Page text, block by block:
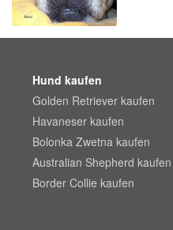
Hund kaufen
Golden Retriever kaufen
Havaneser kaufen
Bolonka Zwetna kaufen
Australian Shepherd kaufen
Border Collie kaufen